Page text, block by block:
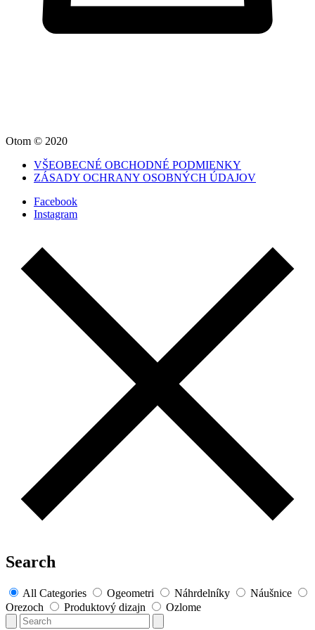
Otom © 2020
VŠEOBECNÉ OBCHODNÉ PODMIENKY
ZÁSADY OCHRANY OSOBNÝCH ÚDAJOV
Facebook
Instagram
Search
All Categories Ogeometri Náhrdelníky
Náušnice
Orezoch
Produktový dizajn Ozlome